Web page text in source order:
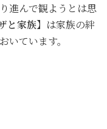
進んで観ようとは思
と家族】 は家族の絆
いています。